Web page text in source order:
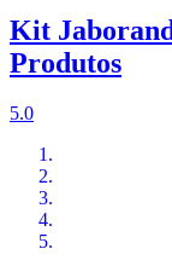
Kit
Produtos
5.0